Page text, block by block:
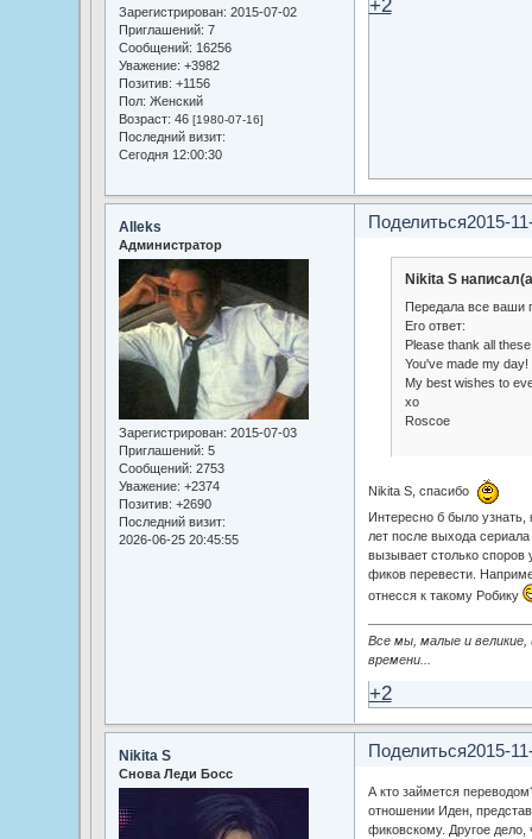
Зарегистрирован: 2015-07-02
Приглашений: 7
Сообщений: 16256
Уважение: +3982
Позитив: +1156
Пол: Женский
Возраст: 46 [1980-07-16]
Последний визит:
Сегодня 12:00:30
+2
Поделиться2015-
Alleks
Администратор
Зарегистрирован: 2015-07-03
Приглашений: 5
Сообщений: 2753
Уважение: +2374
Позитив: +2690
Последний визит:
2026-06-25 20:45:55
Nikita S
Передала все
Его ответ:
Please thank all
You've made my day!
My best wishes to
xo
Roscoe
Nikita S, спасибо
Интересно б было узнать,
лет после выхода
вызывает столько споров
фиков перевести.
отнесся к такому Робику
Все мы, малые и
времени...
+2
Поделиться2015-
Nikita S
Снова Леди Босс
А кто займется
отношении Иден,
фиковскому. Другое дело,